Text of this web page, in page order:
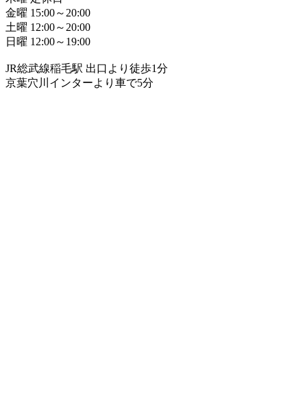
金曜 15:00～20:00
土曜 12:00～20:00
日曜 12:00～19:00
JR総武線稲毛駅 出口より徒歩1分
京葉穴川インターより車で5分